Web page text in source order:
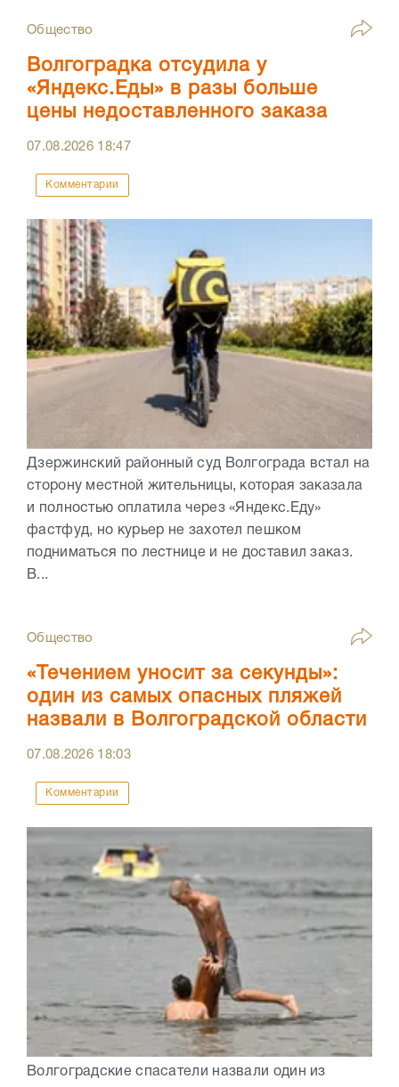
Общество
Волгоградка отсудила у
«Яндекс.Еды» в разы больше
цены недоставленного заказа
07.08.2026 18:47
Комментарии
Дзержинский районный суд Волгограда встал на
сторону местной жительницы, которая заказала
и полностью оплатила через «Яндекс.Еду»
фастфуд, но курьер не захотел пешком
подниматься по лестнице и не доставил заказ.
В...
Общество
«Течением уносит за секунды»:
один из самых опасных пляжей
назвали в Волгоградской области
07.08.2026 18:03
Комментарии
Волгоградские спасатели назвали один из